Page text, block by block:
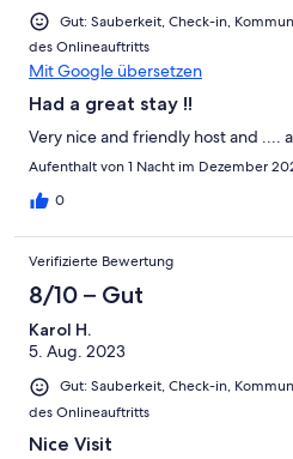
Gut: Sauberkeit, Check-in,
des Onlineauftritts
Mit Google übersetzen
Had a great stay !!
Very nice and friendly host and ....
Aufenthalt von 1 Nacht im Dezember
0
Verifizierte Bewertung
8/10 – Gut
Karol H.
5. Aug. 2023
Gut: Sauberkeit, Check-in,
des Onlineauftritts
Nice Visit